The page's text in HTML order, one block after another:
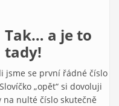
Tak… a je to
tady!
jsme se první řádné číslo
„opět“ si dovoluji
na nulté číslo skutečně